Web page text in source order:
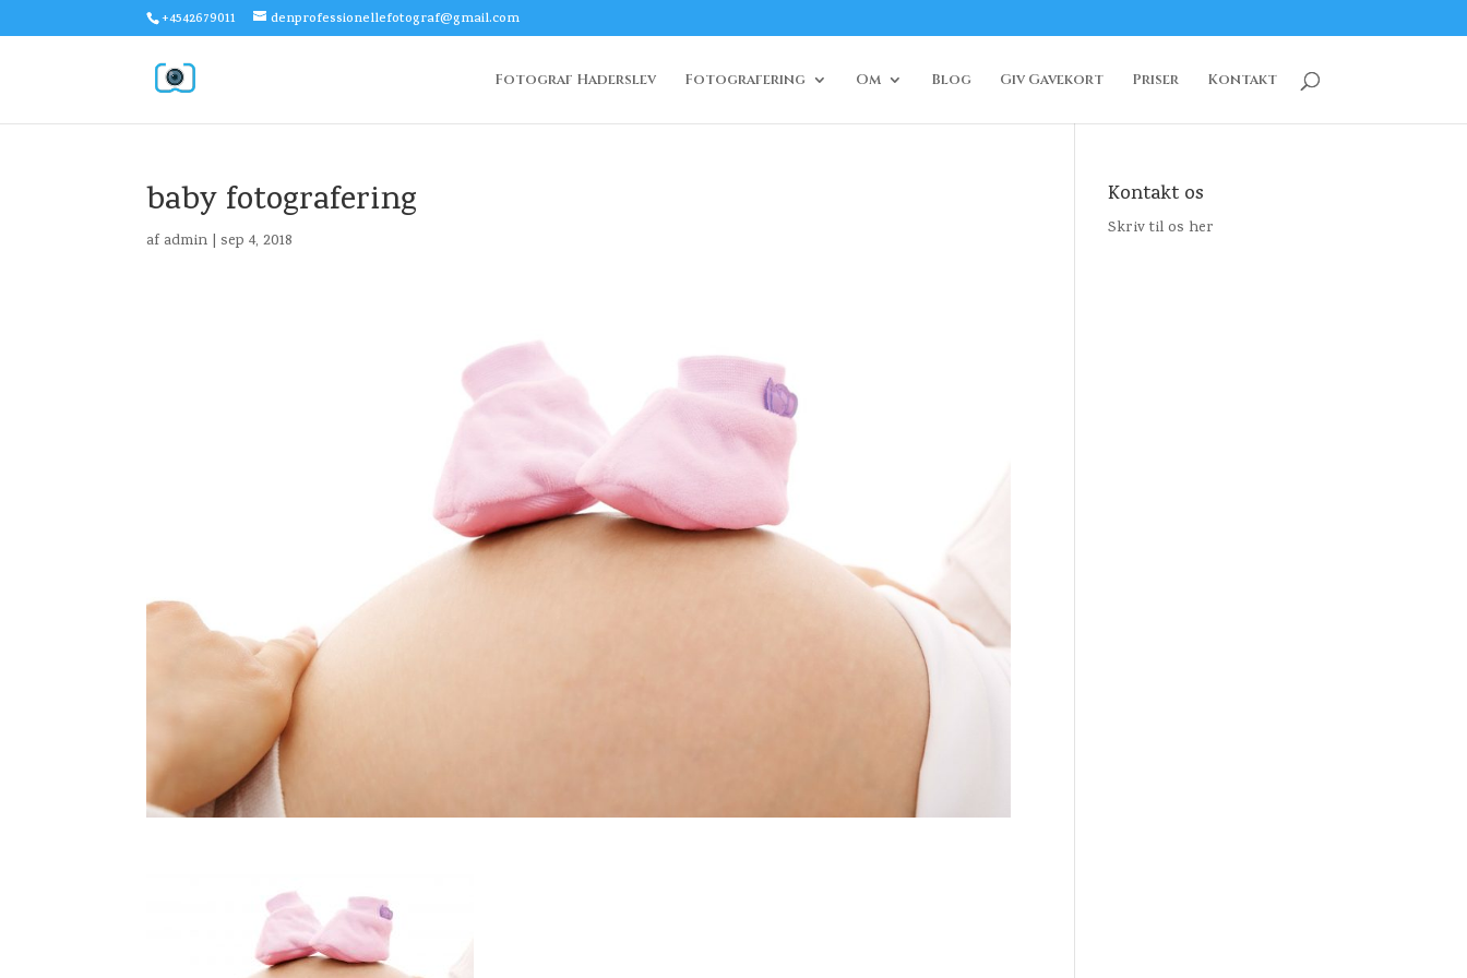
+4542679011 denprofessionellefotograf@gmail.com
Fotograf Haderslev Fotografering Om Blog Giv Gavekort Priser Kontakt
baby fotografering
af admin sep 4, 2018
Kontakt os
Skriv til os her